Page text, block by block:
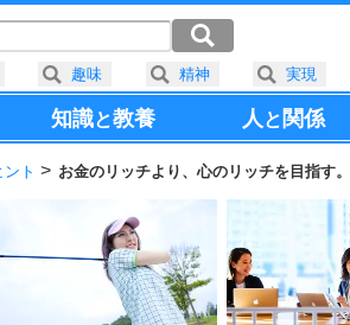
知識と教養 人と 関係
ト お金のリッチより、心のリッチを目指す
趣味 精神 実現